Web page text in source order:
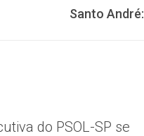
Próximo
Santo
do PSOL-SP se